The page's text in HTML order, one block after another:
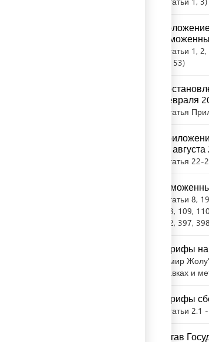
Статьи 1, 2,
, 53
февраля
Статья
10
Статья 22-
Статьи 8, 19
113, 109, 110
342, 397, 398
Тарифы
Темир
ставках и
Тарифы
Статьи 2.1
Устав